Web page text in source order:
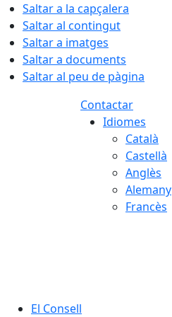
Saltar a la capçalera
Saltar al contingut
Saltar a imatges
Saltar a documents
Saltar al peu de pàgina
Contactar
Idiomes
Català
Castellà
Anglès
Alemany
Francès
El Consell